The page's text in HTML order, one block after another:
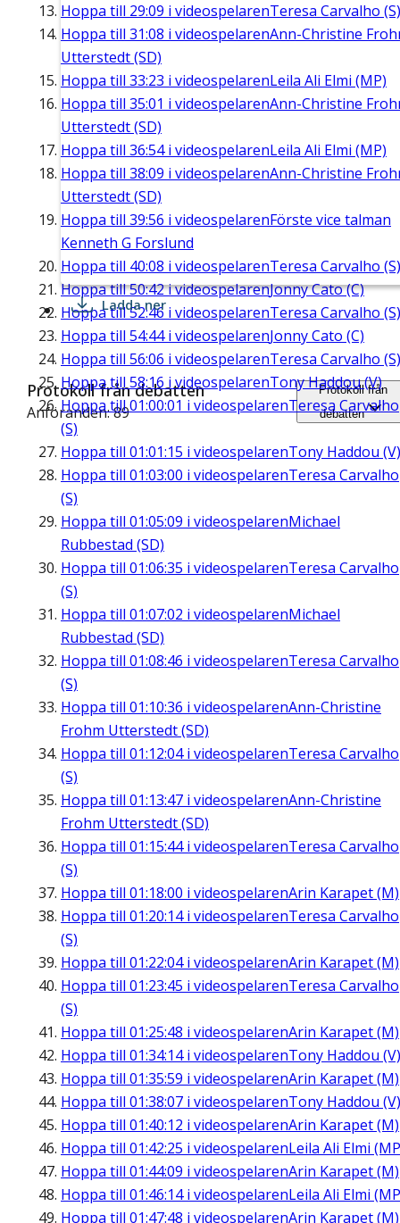
Hoppa till 29:09 i videospelarenTeresa Carvalho (S)
Hoppa till 31:08 i videospelarenAnn-Christine
Utterstedt (SD)
Hoppa till 33:23 i videospelarenLeila Ali Elmi (MP)
Hoppa till 35:01 i videospelarenAnn-Christine
Utterstedt (SD)
Hoppa till 36:54i videospelarenLeila Ali Elmi (MP)
Hoppa till 38:09 i videospelarenAnn-Christine
Utterstedt (SD)
Hoppa till 39:56 i videospelarenFörste vice talman
Kenneth G Forslund
Hoppa till 40:08 i videospelarenTeresa Carvalho (S)
Hoppa till50:42i videospelarenJonny Cato (C)
Hoppa till52:46 i videospelarenTeresa Carvalho (S)
Hoppa till 54:44i videospelarenJonny Cato (C)
Hoppa till 56:06 i videospelarenTeresa Carvalho (S)
Hoppa till 58:16 i videospelarenTony Haddou (V)
Hoppa till01:00:01 i videospelarenTeresa Carvalho
(S)
Hoppa till 01:01:15 i videospelarenTony Haddou (V)
Hoppa till 01:03:00 i videospelarenTeresa Carvalho
(S)
Hoppa till 01:05:09 i videospelarenMichael
Rubbestad (SD)
Hoppa till 01:06:35 i videospelarenTeresa Carvalho
(S)
Hoppa till 01:07:02 i videospelarenMichael
Rubbestad (SD)
Hoppa till 01:08:46 i videospelarenTeresa Carvalho
(S)
Hoppa till 01:10:36 i videospelarenAnn-Christine
Frohm Utterstedt (SD)
Hoppa till 01:12:04i videospelarenTeresa Carvalho
(S)
Hoppa till 01:13:47 i videospelarenAnn-Christine
Frohm Utterstedt (SD)
Hoppa till 01:15:44i videospelarenTeresa Carvalho
(S)
Hoppa till 01:18:00 i videospelarenArin Karapet (M)
Hoppa till 01:20:14i videospelarenTeresa Carvalho
(S)
Hoppa till 01:22:04i videospelarenArin Karapet (M)
Hoppa till 01:23:45 i videospelarenTeresa Carvalho
(S)
Hoppa till 01:25:48 i videospelarenArin Karapet (M)
Hoppa till 01:34:14i videospelarenTony Haddou (V)
Hoppa till 01:35:59 i videospelarenArin Karapet (M)
Hoppa till 01:38:07 i videospelarenTony Haddou (V)
Hoppa till 01:40:12 i videospelarenArin Karapet (M)
Hoppa till 01:42:25 i videospelarenLeila Ali Elmi
Hoppa till 01:44:09 i videospelarenArin Karapet (M)
Hoppa till 01:46:14i videospelarenLeila Ali Elmi
Hoppa till 01:47:48 i videospelarenArin Karapet (M)
Ladda ner
Protokoll från debatten
Anföranden: 89
Protokoll från
debatten